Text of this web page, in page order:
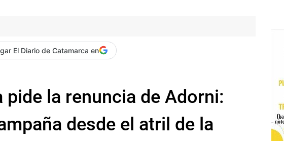
El Diario de Catamarca en
pide la renuncia de Adorni:
desde el atril de la